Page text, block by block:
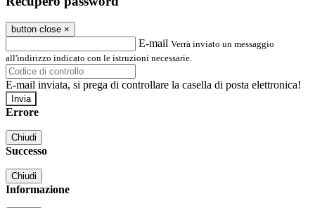
button close ×
E-mail Verrà inviato un messaggio
all'indirizzo indicato con le istruzioni necessarie.
E-mail inviata, si prega di controllare la casella di posta elettronica!
Errore
Chiudi
Successo
Chiudi
Informazione